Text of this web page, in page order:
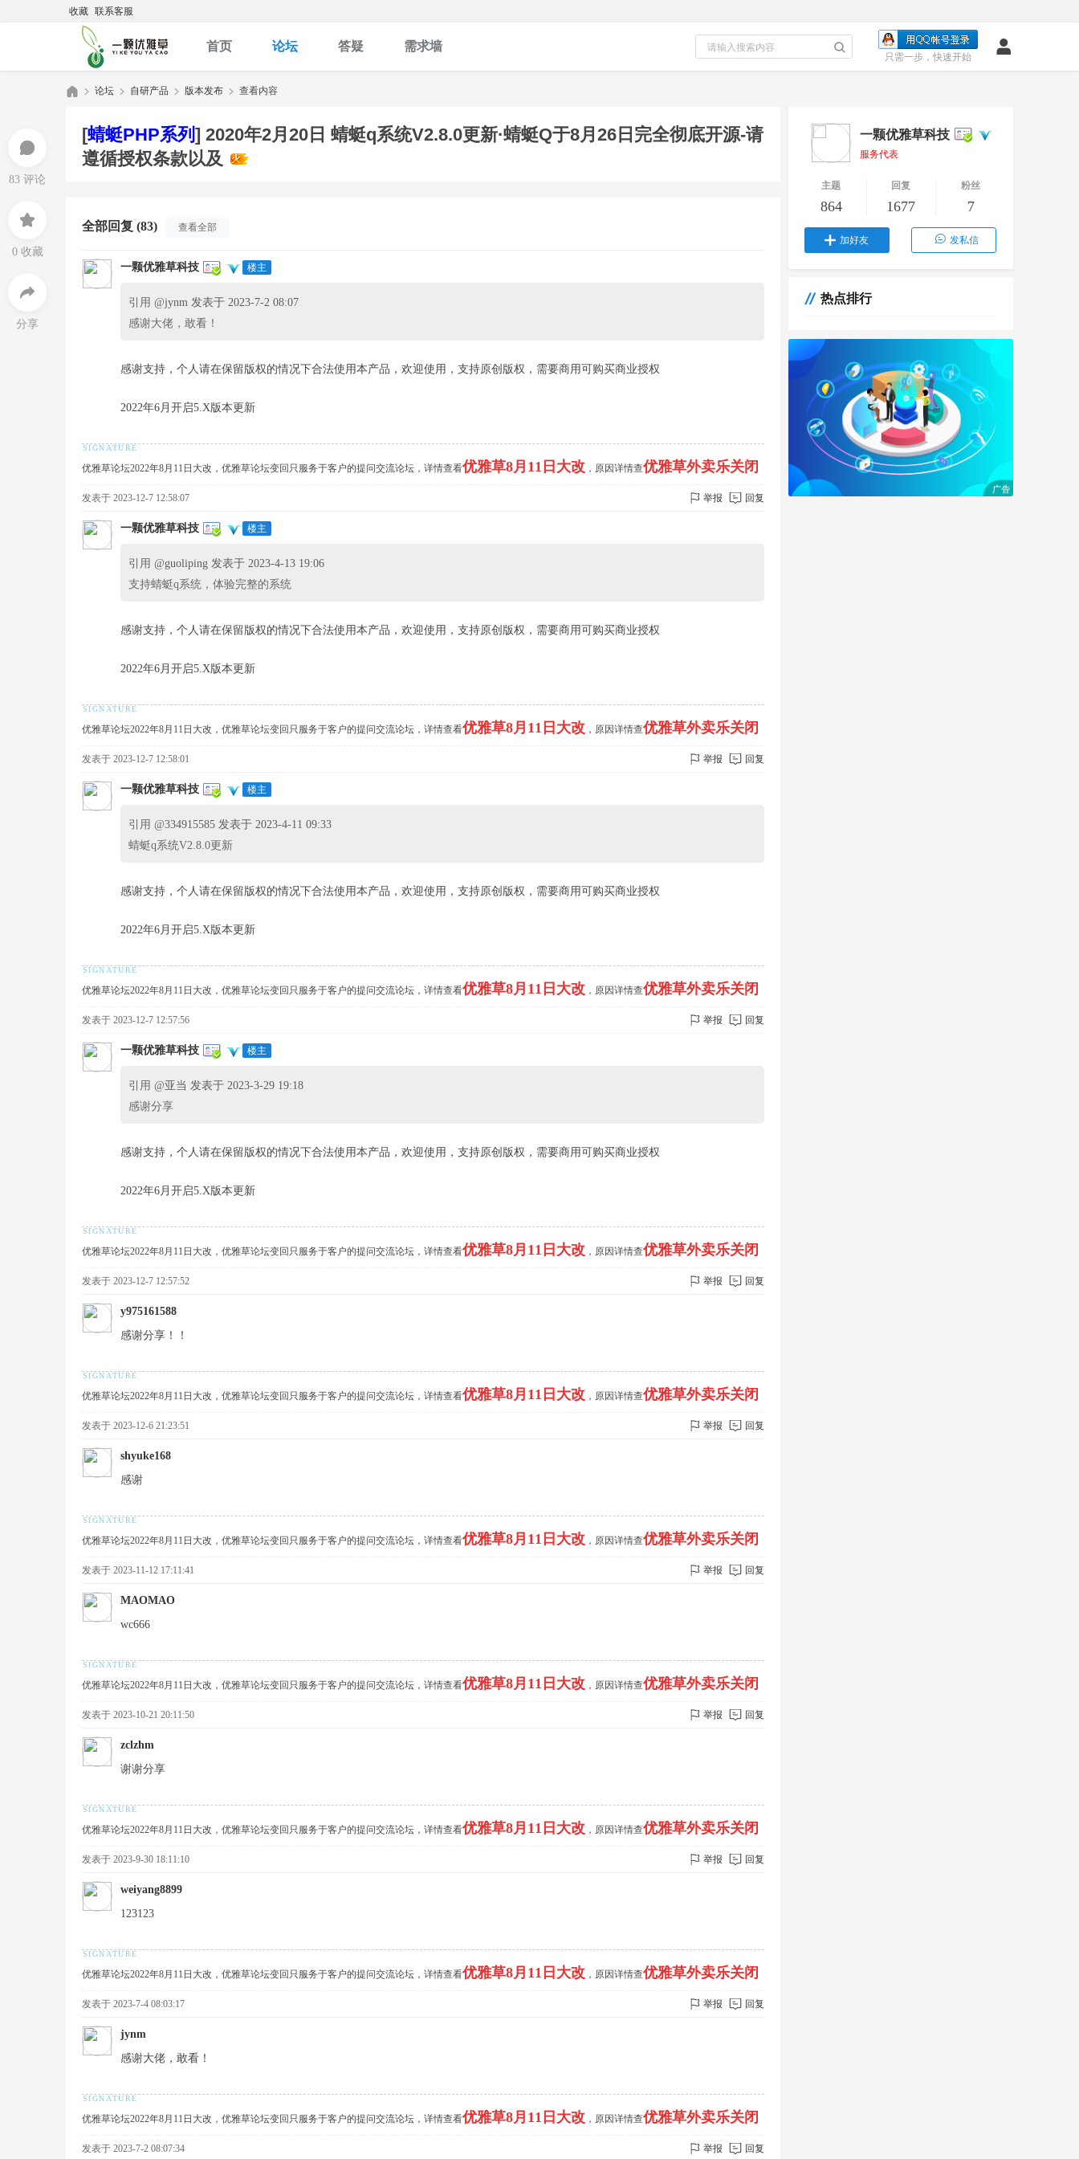
收藏 联系客服
只需一步，快速开始
首页 论坛 答疑 需求墙
»
论坛
›
自研产品
›
版本发布
›
查看内容
83 评论
0 收藏
分享
[蜻蜓PHP系列 ] 2020年2月20日 蜻蜓q系统V2.8.0更新·蜻蜓Q于8月26日完全彻底开源-请
遵循授权条款以及
全部回复 (83) 查看全部
一颗优雅草科技 楼主
引用 @jynm 发表于 2023-7-2 08:07
感谢大佬，敢看！
感谢支持，个人请在保留版权的情况下合法使用本产品，欢迎使用，支持原创版权，需要商用可购买商业授权
2022年6月开启5.X版本更新
优雅草论坛2022年8月11日大改，优雅草论坛变回只服务于客户的提问交流论坛，详情查看优雅草8月11日大改 ，原因详情查优雅草外卖乐关闭
发表于 2023-12-7 12:58:07 举报 回复
一颗优雅草科技 楼主
引用 @guoliping 发表于 2023-4-13 19:06
支持蜻蜓q系统，体验完整的系统
感谢支持，个人请在保留版权的情况下合法使用本产品，欢迎使用，支持原创版权，需要商用可购买商业授权
2022年6月开启5.X版本更新
优雅草论坛2022年8月11日大改，优雅草论坛变回只服务于客户的提问交流论坛，详情查看优雅草8月11日大改 ，原因详情查优雅草外卖乐关闭
发表于 2023-12-7 12:58:01 举报 回复
一颗优雅草科技 楼主
引用 @334915585 发表于 2023-4-11 09:33
蜻蜓q系统V2.8.0更新
感谢支持，个人请在保留版权的情况下合法使用本产品，欢迎使用，支持原创版权，需要商用可购买商业授权
2022年6月开启5.X版本更新
优雅草论坛2022年8月11日大改，优雅草论坛变回只服务于客户的提问交流论坛，详情查看优雅草8月11日大改 ，原因详情查优雅草外卖乐关闭
发表于 2023-12-7 12:57:56 举报 回复
一颗优雅草科技 楼主
引用 @亚当 发表于 2023-3-29 19:18
感谢分享
感谢支持，个人请在保留版权的情况下合法使用本产品，欢迎使用，支持原创版权，需要商用可购买商业授权
2022年6月开启5.X版本更新
优雅草论坛2022年8月11日大改，优雅草论坛变回只服务于客户的提问交流论坛，详情查看优雅草8月11日大改 ，原因详情查优雅草外卖乐关闭
发表于 2023-12-7 12:57:52 举报 回复
y975161588
感谢分享！！
优雅草论坛2022年8月11日大改，优雅草论坛变回只服务于客户的提问交流论坛，详情查看优雅草8月11日大改 ，原因详情查优雅草外卖乐关闭
发表于 2023-12-6 21:23:51 举报 回复
shyuke168
感谢
优雅草论坛2022年8月11日大改，优雅草论坛变回只服务于客户的提问交流论坛，详情查看优雅草8月11日大改 ，原因详情查优雅草外卖乐关闭
发表于 2023-11-12 17:11:41 举报 回复
MAOMAO
wc666
优雅草论坛2022年8月11日大改，优雅草论坛变回只服务于客户的提问交流论坛，详情查看优雅草8月11日大改 ，原因详情查优雅草外卖乐关闭
发表于 2023-10-21 20:11:50 举报 回复
zclzhm
谢谢分享
优雅草论坛2022年8月11日大改，优雅草论坛变回只服务于客户的提问交流论坛，详情查看优雅草8月11日大改 ，原因详情查优雅草外卖乐关闭
发表于 2023-9-30 18:11:10 举报 回复
weiyang8899
123123
优雅草论坛2022年8月11日大改，优雅草论坛变回只服务于客户的提问交流论坛，详情查看优雅草8月11日大改 ，原因详情查优雅草外卖乐关闭
发表于 2023-7-4 08:03:17 举报 回复
jynm
感谢大佬，敢看！
优雅草论坛2022年8月11日大改，优雅草论坛变回只服务于客户的提问交流论坛，详情查看优雅草8月11日大改 ，原因详情查优雅草外卖乐关闭
发表于 2023-7-2 08:07:34 举报 回复
一颗优雅草科技
服务代表
主题
864
回复
1677
粉丝
7
加好友 发私信
热点排行